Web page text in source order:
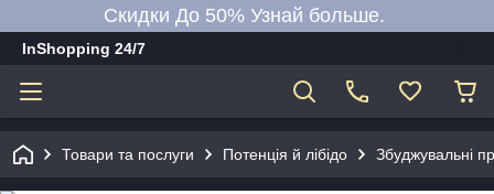
Скидки До 50% Узнай больше.
InShopping 24/7
Товари та послуги Потенція й лібідо Збуджувальні